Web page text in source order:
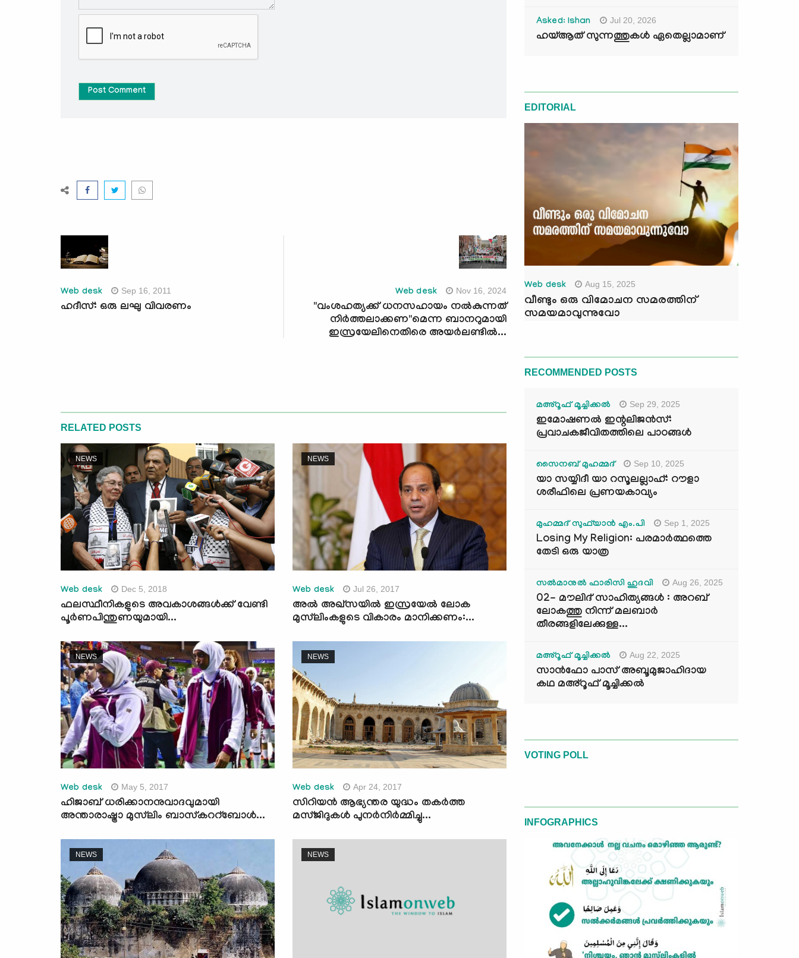
Post Comment
Web desk Sep 16, 2011
ഹദീസ്: ഒരു ലഘു വിവരണം
Web desk Nov 16, 2024
"വംശഹത്യക്ക് ധനസഹായം നല്‍കുന്നത്
നിര്‍ത്തലാക്കണ"മെന്ന ബാനറുമായി
ഇസ്രയേലിനെതിരെ അയര്‍ലണ്ടില്‍...
RELATED POSTS
NEWS
Web desk Dec 5, 2018
ഫലസ്ഥീനികളുടെ അവകാശങ്ങള്‍ക്ക് വേണ്ടി
പൂര്‍ണപിന്തുണയുമായി...
NEWS
Web desk Jul 26, 2017
അല്‍ അഖ്‌സയില്‍ ഇസ്രയേല്‍ ലോക
മുസ്‌ലിംകളുടെ വികാരം മാനിക്കണം:...
NEWS
Web desk May 5, 2017
ഹിജാബ് ധരിക്കാനനുവാദവുമായി
അന്താരാഷ്ട്രാ മുസ്‌ലിം ബാസ്‌കററ്‌ബോള്‍...
NEWS
Web desk Apr 24, 2017
സിറിയന്‍ ആഭ്യന്തര യുദ്ധം തകര്‍ത്ത
മസ്ജിദുകള്‍ പുനര്‍നിര്‍മ്മിച്ചു...
NEWS NEWS
Asked: Ishan Jul 20, 2026
ഹയ്ആത് സുന്നത്തുകൾ ഏതെല്ലാമാണ്
EDITORIAL
Web desk Aug 15, 2025
വീണ്ടും ഒരു വിമോചന സമരത്തിന്
സമയമാവുന്നുവോ
RECOMMENDED POSTS
മഅ്റൂഫ് മൂച്ചിക്കല്‍ Sep 29, 2025
ഇമോഷണൽ ഇന്റലിജൻസ്:
പ്രവാചകജീവിതത്തിലെ പാഠങ്ങൾ
സൈനബ് മുഹമ്മദ് Sep 10, 2025
യാ സയ്യിദീ യാ റസൂലല്ലാഹ്: റൗളാ
ശരീഫിലെ പ്രണയകാവ്യം
മുഹമ്മദ് സുഫ്‌യാൻ എം.പി Sep 1, 2025
Losing My Religion: പരമാർത്ഥത്തെ
തേടി ഒരു യാത്ര
സൽമാനുൽ ഫാരിസി ഹുദവി Aug 26, 2025
02- മൗലിദ് സാഹിത്യങ്ങൾ : അറബ്
ലോകത്തു നിന്ന് മലബാർ
തീരങ്ങളിലേക്കുള്ള...
മഅ്റൂഫ് മൂച്ചിക്കല്‍ Aug 22, 2025
സാൻഫോ പാസ് അബൂമുജാഹിദായ
കഥ മഅ്റൂഫ് മൂച്ചിക്കല്‍
VOTING POLL
INFOGRAPHICS